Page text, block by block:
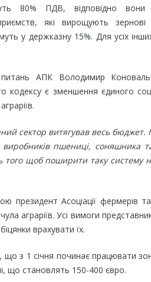
80% ПДВ, відповідно
які вирощують
у держказну 15%. Для усіх
АПК Володимир
кодексу є зменшення єдиного
сектор витягував весь бюджет.
виробників пшениці, соняшника
того щоб поширити таку систему
президент Асоціації фермерів
аграріїв. Усі вимоги
врахувати їх.
що з 1 січня починає працювати
що становлять 150-400 євро.